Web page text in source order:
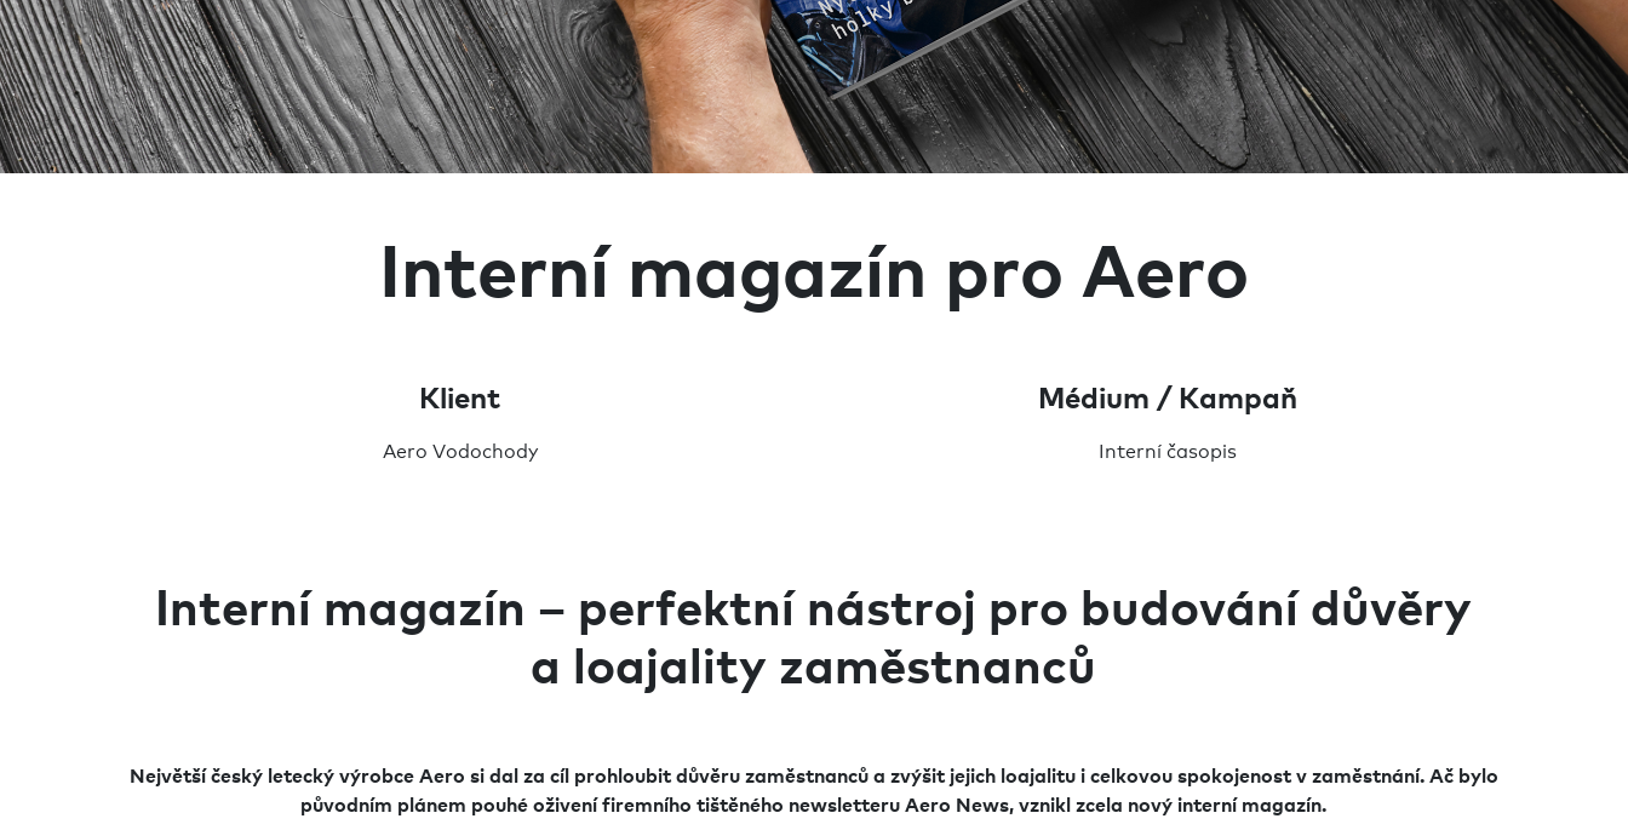
Interní magazín pro Aero
Klient
Aero Vodochody
Médium / Kampaň
Interní časopis
Interní magazín – perfektní nástroj pro budování důvěry
a loajality zaměstnanců
Největší český letecký výrobce Aero si dal za cíl prohloubit důvěru zaměstnanců a zvýšit jejich loajalitu i celkovou spokojenost v zaměstnání. Ač bylo
původním plánem pouhé oživení firemního tištěného newsletteru Aero News, vznikl zcela nový interní magazín.